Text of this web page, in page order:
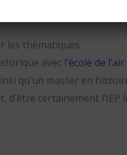
les thématiques
avec l’école de l’air
qu’un master en
certainement l’IEP